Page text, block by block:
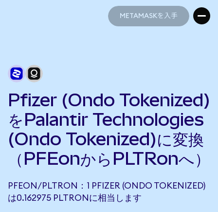
METAMASKを入手
Pfizer (Ondo Tokenized)
をPalantir Technologies
(Ondo Tokenized)に変換
（PFEonからPLTRonへ）
PFEON/PLTRON：1 PFIZER (ONDO TOKENIZED)
は0.162975 PLTRONに相当します